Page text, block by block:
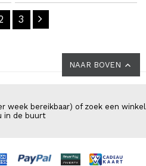
3
NAAR BOVEN
week bereikbaar) of zoek een winkel
in de buurt